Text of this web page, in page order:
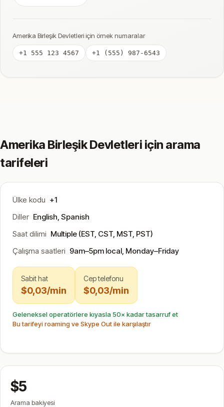
Amerika Birleşik Devletleri için örnek numaralar
+1 555 123 4567 +1 (555) 987-6543
Amerika Birleşik Devletleri için arama
tarifeleri
Ülke kodu +1
Diller English, Spanish
Saat dilimi Multiple (EST, CST, MST, PST)
Çalışma saatleri 9am–5pm local, Monday–Friday
Sabit hat
$0,03/min
Cep telefonu
$0,03/min
Geleneksel operatörlere kıyasla 50× kadar tasarruf et
Bu tarifeyi roaming ve Skype Out ile karşılaştır
$5
Arama bakiyesi